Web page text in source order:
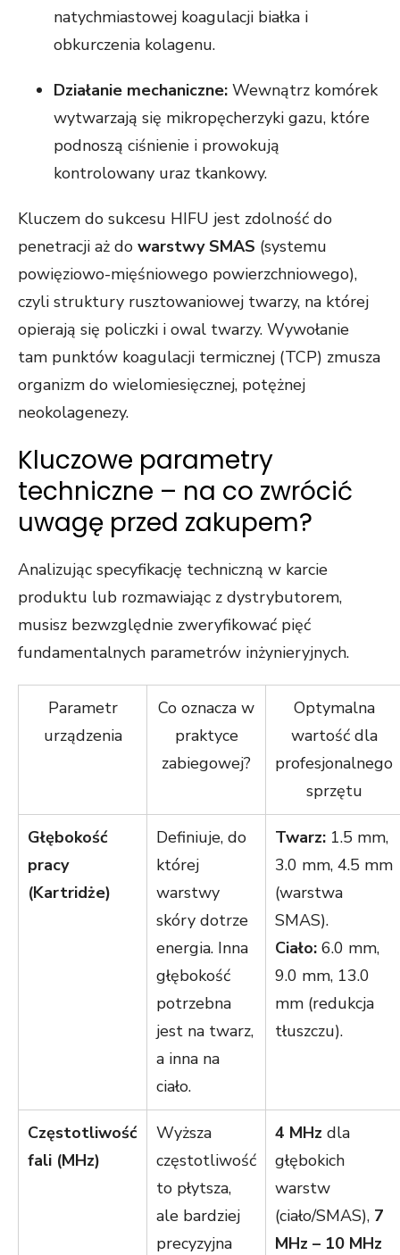
natychmiastowej koagulacji białka i
obkurczenia kolagenu.
Działanie mechaniczne: Wewnątrz komórek
wytwarzają się mikropęcherzyki gazu, które
podnoszą ciśnienie i prowokują
kontrolowany uraz tkankowy.
Kluczem do sukcesu HIFU jest zdolność do
penetracji aż do warstwy SMAS (systemu
powięziowo-mięśniowego powierzchniowego),
czyli struktury rusztowaniowej twarzy, na której
opierają się policzki i owal twarzy. Wywołanie
tam punktów koagulacji termicznej (TCP) zmusza
organizm do wielomiesięcznej, potężnej
neokolagenezy.
Kluczowe parametry
techniczne – na co zwrócić
uwagę przed zakupem?
Analizując specyfikację techniczną w karcie
produktu lub rozmawiając z dystrybutorem,
musisz bezwzględnie zweryfikować pięć
fundamentalnych parametrów inżynieryjnych.
Parametr
urządzenia
Co oznacza w
praktyce
zabiegowej?
Optymalna
wartość dla
profesjonalnego
sprzętu
Głębokość
pracy
(Kartridże)
Definiuje, do
której
warstwy
skóry dotrze
energia. Inna
głębokość
potrzebna
jest na twarz,
a inna na
ciało.
Twarz: 1.5 mm,
3.0 mm, 4.5 mm
(warstwa
SMAS).
Ciało: 6.0 mm,
9.0 mm, 13.0
mm (redukcja
tłuszczu).
Częstotliwość
fali (MHz)
Wyższa
częstotliwość
to płytsza,
ale bardziej
precyzyjna
4 MHz dla
głębokich
warstw
(ciało/SMAS), 7
MHz – 10 MHz